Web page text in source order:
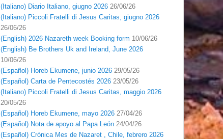
(Italiano) Diario Italiano, giugno 2026 26/06/26
(Italiano) Piccoli Fratelli di Jesus Caritas, giugno 2026
26/06/26
(English) 2026 Nazareth week Booking form 10/06/26
(English) Be Brothers Uk and Ireland, June 2026
10/06/26
(Español) Horeb Ekumene, junio 2026 29/05/26
(Español) Carta de Pentecostés 2026 23/05/26
(Italiano) Piccoli Fratelli di Jesus Caritas, maggio 2026
20/05/26
(Español) Horeb Ekumene, mayo 2026 27/04/26
(Español) Nota de apoyo al Papa León 24/04/26
(Español) Crónica Mes de Nazaret , Chile, febrero 2026